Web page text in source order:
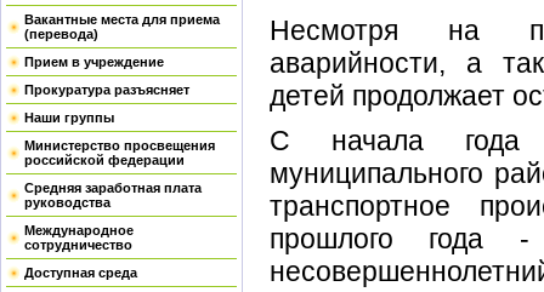
Вакантные места для приема
(перевода)
Прием в учреждение
Прокуратура разъясняет
Наши группы
Министерство просвещения
российской федерации
Средняя заработная плата
руководства
Международное
сотрудничество
Доступная среда
Несмотря на
аварийности, а
детей продолжает
С начала года
муниципального
транспортное
прошлого года